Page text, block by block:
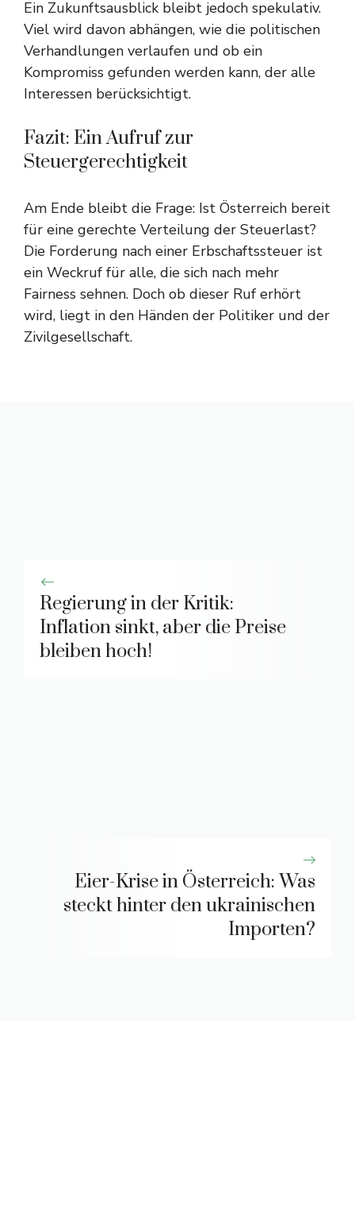
Ein Zukunftsausblick bleibt jedoch spekulativ.
Viel wird davon abhängen, wie die politischen
Verhandlungen verlaufen und ob ein
Kompromiss gefunden werden kann, der alle
Interessen berücksichtigt.
Fazit: Ein Aufruf zur
Steuergerechtigkeit
Am Ende bleibt die Frage: Ist Österreich bereit
für eine gerechte Verteilung der Steuerlast?
Die Forderung nach einer Erbschaftssteuer ist
ein Weckruf für alle, die sich nach mehr
Fairness sehnen. Doch ob dieser Ruf erhört
wird, liegt in den Händen der Politiker und der
Zivilgesellschaft.
Regierung in der Kritik:
Inflation sinkt, aber die Preise
bleiben hoch!
Eier-Krise in Österreich: Was
steckt hinter den ukrainischen
Importen?